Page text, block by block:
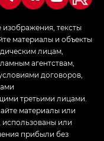
тексты
материалы и объекты
лицам,
агентствам,
договоров,
третьими лицами.
материалы или
использованы или
прибыли без